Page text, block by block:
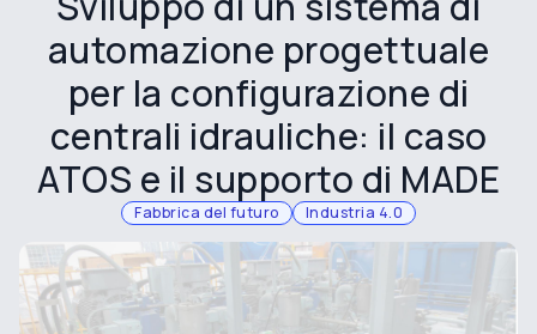
automazione progettuale
per la configurazione di
centrali idrauliche: il caso
ATOS e il supporto di MADE
Fabbrica del futuro Industria 4.0